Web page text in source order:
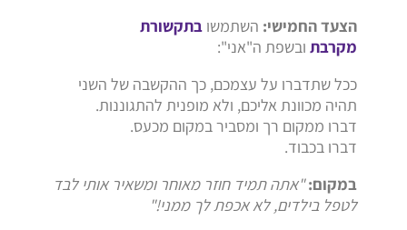
הצעד החמישי: השתמשו בתקשורת
מקרבתובשפת ה"אני":
ככל שתדברו על עצמכם, כך ההקשבה של השני
תהיה מכוונת אליכם, ולא מופנית להתגוננות.
דברו ממקום רך ומסביר במקום מכעס.
דברו בכבוד.
במקום: "אתה תמיד חוזר מאוחר ומשאיר אותי לבד
לטפל בילדים, לא אכפת לך ממני!"